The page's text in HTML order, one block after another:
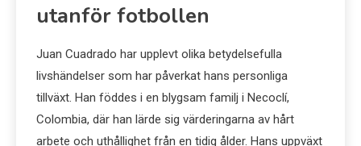
utanför fotbollen
Juan Cuadrado har upplevt olika betydelsefulla
livshändelser som har påverkat hans personliga
tillväxt. Han föddes i en blygsam familj i Necoclí,
Colombia, där han lärde sig värderingarna av hårt
arbete och uthållighet från en tidig ålder. Hans uppväxt